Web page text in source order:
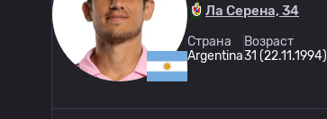
Ла Серена, 34
Страна
Argentina
Возраст
31 (22.11.1994)